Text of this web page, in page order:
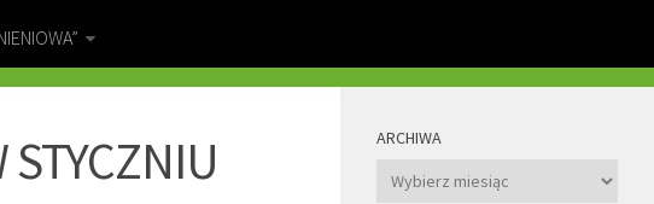
STYCZNIU
ARCHIWA
Archiwa